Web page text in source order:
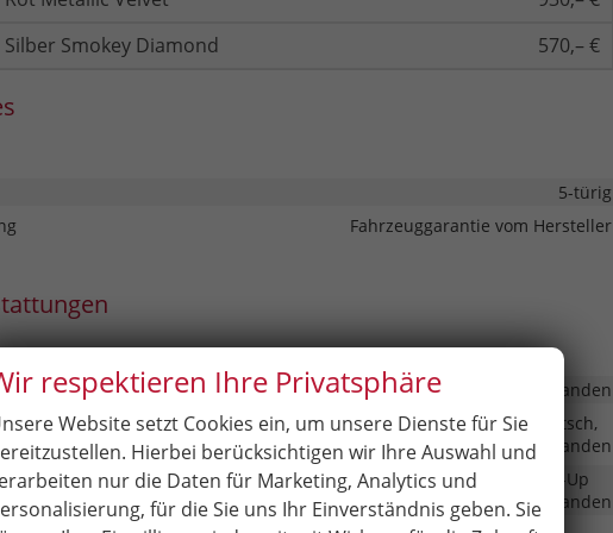
Silber Smokey Diamond 570,– €
5-türig
Fahrzeuggarantie vom Hersteller
- EU-Neuwagen OHNE Tageszulassung
vorhanden
bestehend aus Menü / Radio / Infotainment in Deutsch,
montiert, Fahrzeug entwachst und gereinigt
vorhanden
- 3 x Haltegriff im Dachhimmel (bei MC 4x), Sonnenblenden mit Make-Up
Leselampen vorn und hinten
vorhanden
respektieren Ihre Privatsphäre
Website setzt Cookies ein, um unsere Dienste für Sie
Hierbei berücksichtigen wir Ihre Auswahl und
nur die Daten für Marketing, Analytics und
für die Sie uns Ihr Einverständnis geben. Sie